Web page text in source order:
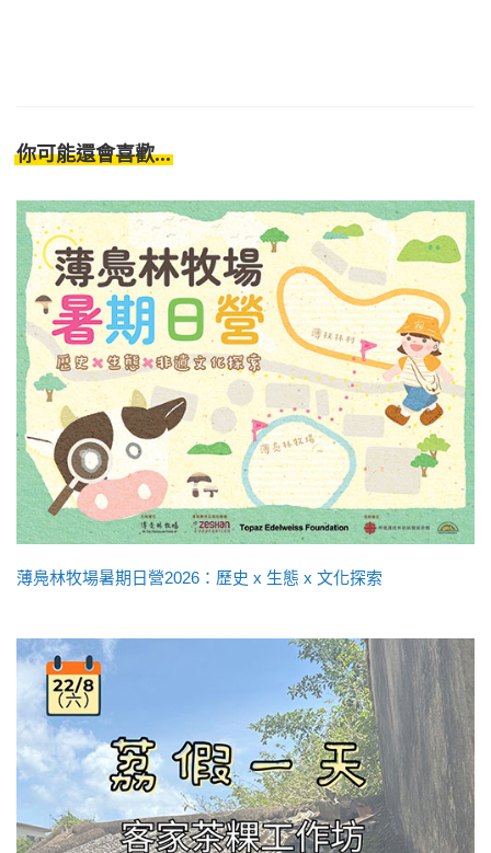
你可能還會喜歡...
薄鳧林牧場暑期日營2026：歷史 x 生態 x 文化探索